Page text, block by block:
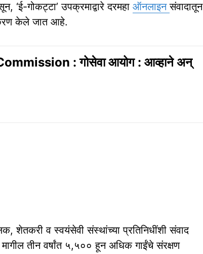
गोकट्टा’ उपक्रमाद्वारे दरमहा ऑनलाइनसंवादातून
केले जात आहे.
: गोसेवा आयोग : आव्हाने अन्‌
शेतकरी व स्वयंसेवी संस्थांच्या प्रतिनिधींशी संवाद
तीन वर्षांत ५,५०० हून अधिक गाईंचे संरक्षण